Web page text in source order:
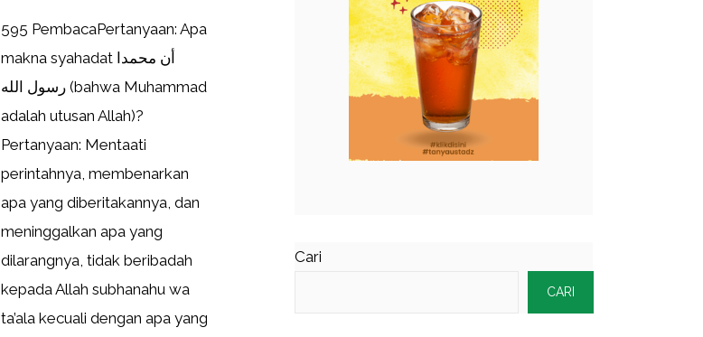
595 PembacaPertanyaan: Apa
makna syahadat أن محمدا
رسول الله (bahwa Muhammad
adalah utusan Allah)?
Pertanyaan: Mentaati
perintahnya, membenarkan
apa yang diberitakannya, dan
meninggalkan apa yang
dilarangnya, tidak beribadah
kepada Allah subhanahu wa
ta’ala kecuali dengan apa yang
Cari
CARI